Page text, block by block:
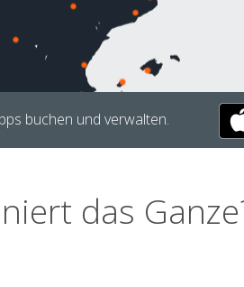
buchen und verwalten.
das